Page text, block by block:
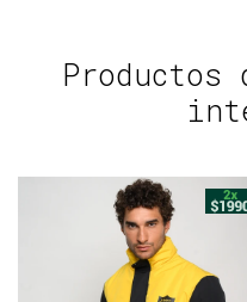
Productos